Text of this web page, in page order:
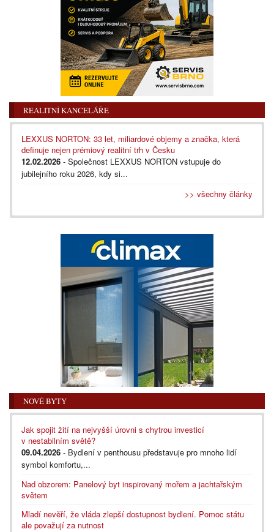
REALITNÍ KANCELÁŘE
LEXXUS NORTON: 33 let, miliardové objemy a značka, která
definuje nejen prémiový realitní trh v Česku
12.02.2026 - Společnost LEXXUS NORTON vstupuje do
jubilejního roku 2026, kdy si...
>> všechny články
NOVÉ BYTY
Jak spojit žití na nejvyšší úrovni s chytrou investicí
v nestabilním světě?
09.04.2026 - Bydlení v penthousu představuje pro mnoho lidí
symbol komfortu,...
Nad obzorem: Panelový byt inspirovaný mořem a jachtařským
světem
Mladí nevěří, že vláda zlepší dostupnost bydlení. Pomoc státu
ale považují za nutnost